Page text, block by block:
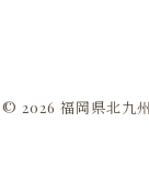
© 2026 福岡県北九